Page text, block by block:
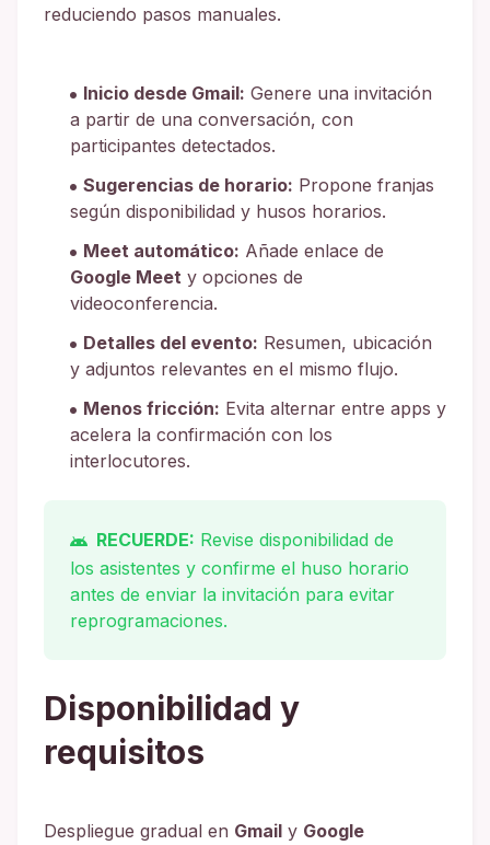
reduciendo pasos manuales.
Inicio desde Gmail: Genere una invitación
a partir de una conversación, con
participantes detectados.
Sugerencias de horario: Propone franjas
según disponibilidad y husos horarios.
Meet automático: Añade enlace de
Google Meet y opciones de
videoconferencia.
Detalles del evento: Resumen, ubicación
y adjuntos relevantes en el mismo flujo.
Menos fricción: Evita alternar entre apps y
acelera la confirmación con los
interlocutores.
RECUERDE: Revise disponibilidad de
los asistentes y confirme el huso horario
antes de enviar la invitación para evitar
reprogramaciones.
Disponibilidad y
requisitos
Despliegue gradual en Gmail y Google